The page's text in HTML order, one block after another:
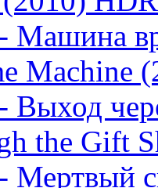
Машина
Machine
Выход
the Gift
Мертвый